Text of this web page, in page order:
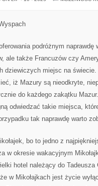
podróżnym
ale także Francuzów czy
dziewiczych miejsc na
iż Mazury są nieodkryte,
do każdego zakątku
odwiedzać takie miejsca,
tak naprawdę warto
bo to jedno z
w okresie wakacyjnym
hotel należący do Tadeusza
w Mikołajkach jest życie